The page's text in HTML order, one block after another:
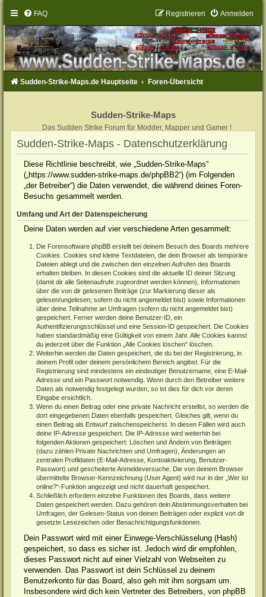
FAQ Anmelden
Registrieren
Sudden-Strike-Maps.de Hauptseite Foren-Übersicht
Sudden-Strike-Maps
Das Sudden Strike Forum für Modder, Mapper und Gamer !
Sudden-Strike-Maps - Datenschutzerklärung
Diese Richtlinie beschreibt, wie „Sudden-Strike-Maps“
(„https://www.sudden-strike-maps.de/phpBB2“) (im Folgenden
„der Betreiber“) die Daten verwendet, die während deines Foren-
Besuchs gesammelt werden.
Umfang und Art der Datenspeicherung
Deine Daten werden auf vier verschiedene Arten gesammelt:
Die Forensoftware phpBB erstellt bei deinem Besuch des Boards mehrere
Cookies. Cookies sind kleine Textdateien, die dein Browser als temporäre
Dateien ablegt und die zwischen den einzelnen Aufrufen des Boards
erhalten bleiben. In diesen Cookies sind die aktuelle ID deiner Sitzung
(damit dir alle Seitenaufrufe zugeordnet werden können), Informationen
über die von dir gelesenen Beiträge (zur Markierung dieser als
gelesen/ungelesen; sofern du nicht angemeldet bist) sowie Informationen
über deine Teilnahme an Umfragen (sofern du nicht angemeldet bist)
gespeichert. Ferner werden deine Benutzer-ID, ein
Authentifizierungsschlüssel und eine Session-ID gespeichert. Die Cookies
haben standardmäßig eine Gültigkeit von einem Jahr. Alle Cookies kannst
du jederzeit über die Funktion „Alle Cookies löschen“ löschen.
Weiterhin werden die Daten gespeichert, die du bei der Registrierung, in
deinem Profil oder deinem persönlichem Bereich angibst. Für die
Registrierung sind mindestens ein eindeutiger Benutzername, eine E-Mail-
Adresse und ein Passwort notwendig. Wenn durch den Betreiber weitere
Daten als notwendig festgelegt wurden, so ist dies für dich vor deren
Eingabe ersichtlich.
Wenn du einen Beitrag oder eine private Nachricht erstellst, so werden die
dort eingegebenen Daten ebenfalls gespeichert. Gleiches gilt, wenn du
einen Beitrag als Entwurf zwischenspeicherst. In diesen Fällen wird auch
deine IP-Adresse gespeichert. Die IP-Adresse wird weiterhin bei
folgenden Aktionen gespeichert: Löschen und Ändern von Beiträgen
(dazu zählen Private Nachrichten und Umfragen), Änderungen an
zentralen Profildaten (E-Mail-Adresse, Kontoaktivierung, Benutzer-
Passwort) und gescheiterte Anmeldeversuche. Die von deinem Browser
übermittelte Browser-Kennzeichnung (User Agent) wird nur in der „Wer ist
online?“-Funktion angezeigt und nicht dauerhaft gespeichert.
Schließlich erfordern einzelne Funktionen des Boards, dass weitere
Daten gespeichert werden. Dazu gehören dein Abstimmungsverhalten bei
Umfragen, der Gelesen-Status von deinen Beiträgen oder explizit von dir
gesetzte Lesezeichen oder Benachrichtigungsfunktionen.
Dein Passwort wird mit einer Einwege-Verschlüsselung (Hash)
gespeichert, so dass es sicher ist. Jedoch wird dir empfohlen,
dieses Passwort nicht auf einer Vielzahl von Webseiten zu
verwenden. Das Passwort ist dein Schlüssel zu deinem
Benutzerkonto für das Board, also geh mit ihm sorgsam um.
Insbesondere wird dich kein Vertreter des Betreibers, von phpBB